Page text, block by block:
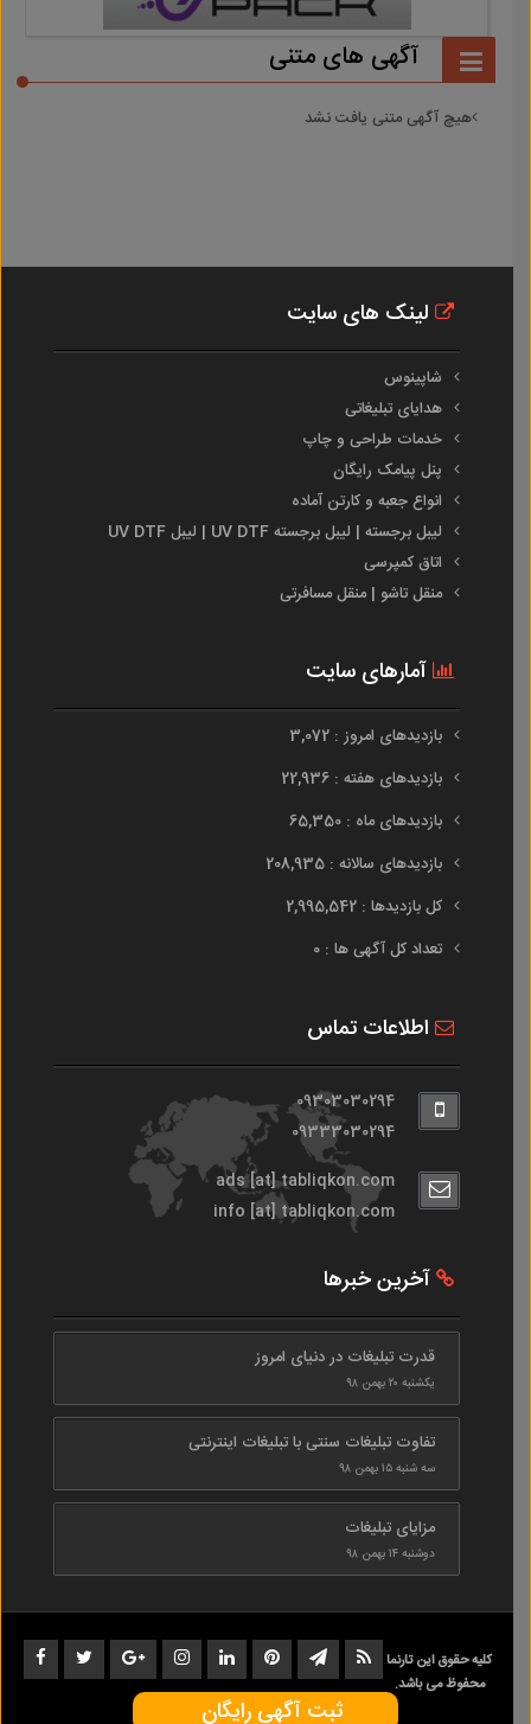
آگهی های متنی
هیچ آگهی متنی یافت نشد
لینک های سایت
شاپینوس
هدایای تبلیغاتی
خدمات طراحی و چاپ
پنل پیامک رایگان
انواع جعبه و کارتن آماده
لیبل برجسته | لیبل برجسته UV DTF | لیبل UV DTF
اتاق کمپرسی
منقل تاشو | منقل مسافرتی
آمارهای سایت
بازدیدهای امروز : 3,072
بازدیدهای هفته : 22,936
بازدیدهای ماه : 65,350
بازدیدهای سالانه : 208,935
کل بازدیدها : 2,995,542
تعداد کل آگهی ها : 0
اطلاعات تماس
09303030294
09333030294
ads [at] tabliqkon.com
info [at] tabliqkon.com
آخرین خبرها
قدرت تبلیغات در دنیای امروز
یکشنبه ۲۰ بهمن ۹۸
تفاوت تبلیغات سنتی با تبلیغات اینترنتی
سه شنبه ۱۵ بهمن ۹۸
مزایای تبلیغات
دوشنبه ۱۴ بهمن ۹۸
کلیه حقوق این تارنما
محفوظ می باشد.
1402-1398
ثبت آگهی رایگان